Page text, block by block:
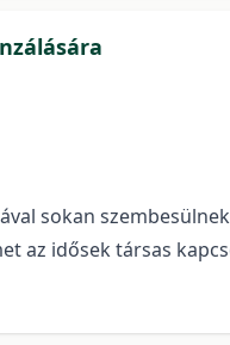
sokan
az idősek társas